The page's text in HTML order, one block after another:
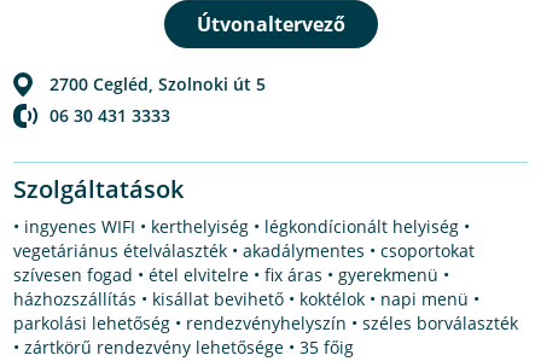
2700 Cegléd,Szolnoki út 5
06 30 431 3333
Szolgáltatások
• ingyenes WIFI • kerthelyiség • légkondícionált helyiség •
vegetáriánus ételválaszték • akadálymentes • csoportokat
szívesen fogad • étel elvitelre • fix áras • gyerekmenü •
házhozszállítás • kisállat bevihető • koktélok • napi menü •
parkolási lehetőség • rendezvényhelyszín • széles borválaszték
• zártkörű rendezvény lehetősége • 35 főig